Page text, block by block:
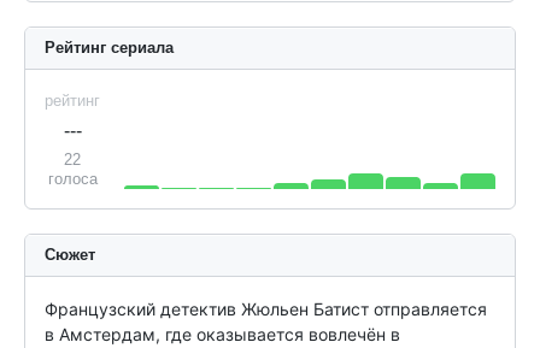
Рейтинг сериала
рейтинг
---
22
голоса
Сюжет
Французский детектив Жюльен Батист отправляется
в Амстердам, где оказывается вовлечён в